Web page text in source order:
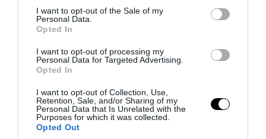
consent section.
I want to opt-out of the Sale of my
Personal Data.
Opted In
I want to opt-out of processing my
Personal Data for Targeted Advertising.
Opted In
I want to opt-out of Collection, Use,
Retention, Sale, and/or Sharing of my
Personal Data that Is Unrelated with the
Purposes for which it was collected.
Opted Out
PRONEWS.GR /ΔΙΕΘΝΗΣ ΑΣΦΑΛΕΙΑ